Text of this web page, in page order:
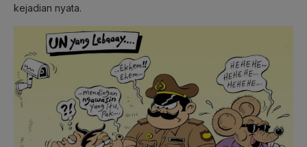
kejadian nyata.